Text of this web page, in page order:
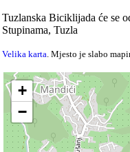
Tuzlanska Biciklijada će se
Stupinama, Tuzla
Velika karta. Mjesto je slabo
+
−